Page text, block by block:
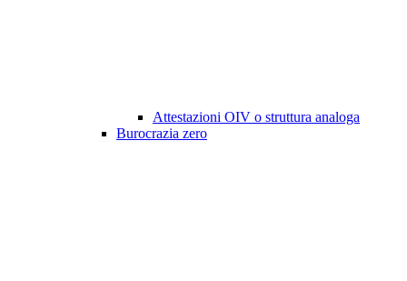
Attestazioni OIV o struttura analoga
Burocrazia zero